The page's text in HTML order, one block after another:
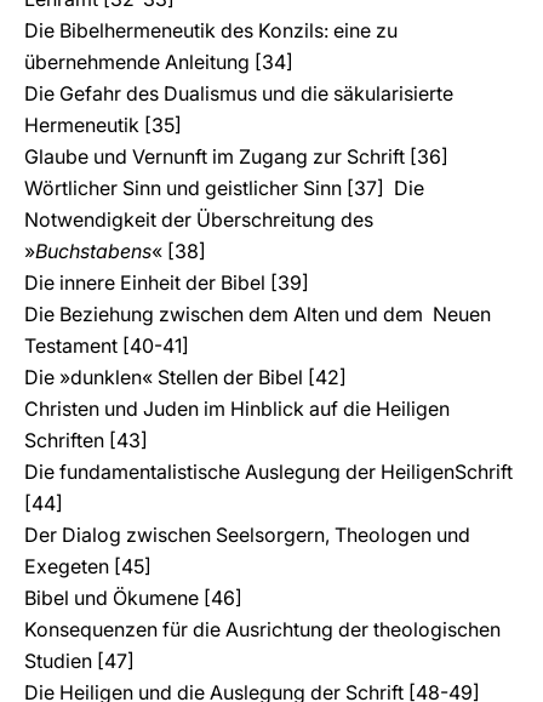
Die Bibelhermeneutik des Konzils: eine zu
übernehmende Anleitung [34]
Die Gefahr des Dualismus und die säkularisierte
Hermeneutik [35]
Glaube und Vernunft im Zugang zur Schrift [36]
Wörtlicher Sinn und geistlicher Sinn [37] Die
Notwendigkeit der Überschreitung des
»Buchstabens« [38]
Die innere Einheit der Bibel [39]
Die Beziehung zwischen dem Alten und dem Neuen
Testament [40-41]
Die »dunklen« Stellen der Bibel [42]
Christen und Juden im Hinblick auf die Heiligen
Schriften [43]
Die fundamentalistische Auslegung der HeiligenSchrift
[44]
Der Dialog zwischen Seelsorgern, Theologen und
Exegeten [45]
Bibel und Ökumene [46]
Konsequenzen für die Ausrichtung der theologischen
Studien [47]
Die Heiligen und die Auslegung der Schrift [48-49]